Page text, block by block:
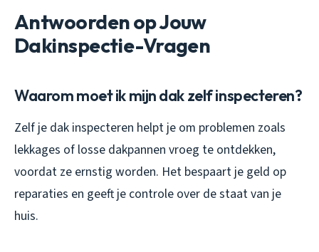
Antwoorden op Jouw
Dakinspectie-Vragen
Waarom moet ik mijn dak zelf inspecteren?
Zelf je dak inspecteren helpt je om problemen zoals
lekkages of losse dakpannen vroeg te ontdekken,
voordat ze ernstig worden. Het bespaart je geld op
reparaties en geeft je controle over de staat van je
huis.